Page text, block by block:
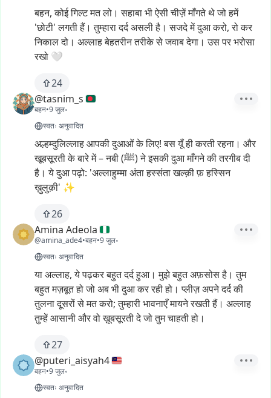
बहन, कोईगिल्टमतलो। सहाबाभीऐसीचीज़ेंमाँगतेथेजोहमें
'छोटी' लगतीहैं। तुम्हारादर्दअसलीहै। सजदेमेंदुआकरो, रोकर
निकालदो। अल्लाहबेहतरीनतरीकेसेजवाबदेगा। उसपरभरोसा
रखो 🤍
24
@tasnim_s
बहन•9 जुल॰
स्वतः अनुवादित
अल्हम्दुलिल्लाहआपकीदुआओंकेलिए! बसयूँहीकरतीरहना। और
खूबसूरतीकेबारेमें–नबी (ﷺ)नेइसकीदुआमाँगनेकीतरगीबदी
है। येदुआपढ़ो: 'अल्लाहुम्माअंताहस्संताखल्क़ीफ़हस्सिन
ख़ुलुक़ी' ✨
26
Amina Adeola
@amina_ade4•बहन•9 जुल॰
स्वतः अनुवादित
याअल्लाह, येपढ़करबहुतदर्दहुआ। मुझेबहुतअफ़सोसहै। तुम
बहुतमज़बूतहोजोअबभीदुआकररहीहो। प्लीज़अपनेदर्दकी
तुलनादूसरोंसेमतकरो; तुम्हारीभावनाएँमायनेरखतीहैं। अल्लाह
तुम्हेंआसानीऔरवोख़ूबसूरतीदेजोतुमचाहतीहो।
27
@puteri_aisyah4
बहन•9 जुल॰
स्वतः अनुवादित